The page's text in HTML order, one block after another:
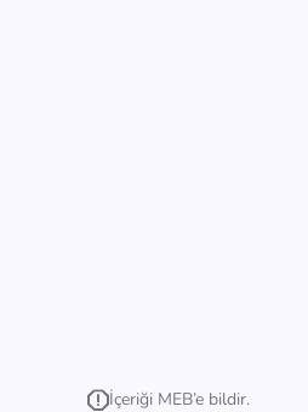
İçeriği MEB’e bildir.